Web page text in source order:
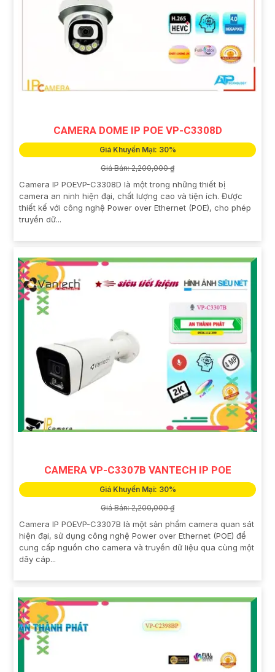
CAMERA DOME IP POE VP-C3308D
Giá Khuyến Mại: 30%
Giá Bán: 2,200,000 ₫
Camera IP POEVP-C3308D là một trong những thiết bị
camera an ninh hiện đại, chất lượng cao và tiện ích. Được
thiết kế với công nghệ Power over Ethernet (POE), cho phép
truyền dữ...
CAMERA VP-C3307B VANTECH IP POE
Giá Khuyến Mại: 30%
Giá Bán: 2,200,000 ₫
Camera IP POEVP-C3307B là một sản phẩm camera quan sát
hiện đại, sử dụng công nghệ Power over Ethernet (POE) để
cung cấp nguồn cho camera và truyền dữ liệu qua cùng một
dây cáp...